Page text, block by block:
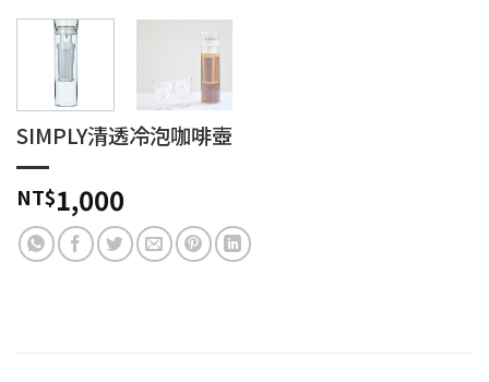
SIMPLY清透冷泡咖啡壺
NT$1,000